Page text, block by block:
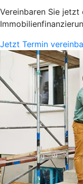
Vereinbaren Sie jetzt
Jetzt Termin